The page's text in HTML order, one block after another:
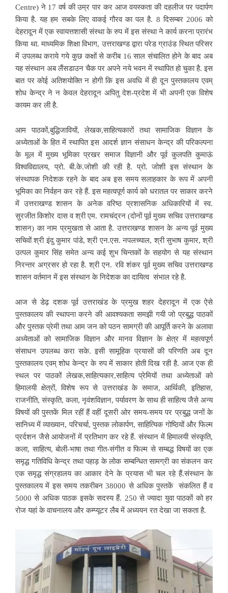
Centre) ने 17 वर्ष की उम्र पार कर आज वयस्कता की दहलीज पर पदार्पण
किया है. यह हम सबके लिए वाकई गौरव का पल है. 8 दिसम्बर 2006 को
देहरादून में एक स्वायत्तशासी संस्था के रुप में इस संस्था ने कार्य करना प्रारंभ
किया था. माध्यमिक शिक्षा विभाग, उत्तराखण्ड द्वारा परेड ग्राउंड स्थित परिसर
में उपलब्ध कराये गये कुछ कक्षों से करीब 16 साल संचालित होने के बाद अब
यह संस्थान अब लैंसडाउन चैक पर अपने नये भवन में स्थापित हो चुका है. इस
बात पर कोई अतिशयोक्ति न होगी कि इस अवधि में ही दून पुस्तकालय एवम्
शोध केन्द्र ने न केवल देहरादून अपितु देश-प्रदेश में भी अपनी एक विशेष
कायम कर ली है.
आम पाठकों,बुद्धिजावियों, लेखक,साहित्यकारों तथा सामाजिक विज्ञान के
अध्येताओं के हित में स्थापित इस आदर्श ज्ञान संसाधन केन्द्र की परिकल्पना
के मूल में मुख्य भूमिका प्रखर समाज विज्ञानी और पूर्व कुलपति कुमाऊं
विश्वविद्यालय, प्रो. बी.के.जोशी की रही है. प्रो. जोशी इस संस्थान के
संस्थापक निदेशक रहने के बाद अब इस समय सलाहकार के रूप में अपनी
भूमिका का निर्वहन कर रहे हैं. इस महत्वपूर्ण कार्य को धरातल पर साकार करने
में उत्तराखण्ड शासन के अनेक वरिष्ठ प्रशासनिक अधिकारियों में स्व.
सुरजीत किशोर दास व श्री एम. रामचंद्रन (दोनों पूर्व मुख्य सचिव उत्तराखण्ड
शासन) का नाम प्रमुखता से आता है. उत्तराखण्ड शासन के अन्य पूर्व मुख्य
सचिवों श्री इंदु कुमार पांडे, श्री एन.एस. नपलच्याल, श्री सुभाष कुमार, श्री
उत्पल कुमार सिंह समेत अन्य कई शुभ चिन्तकों के सहयोग से यह संस्थान
निरन्तर अग्रसर हो रहा है. श्री एन. रवि शंकर पूर्व मुख्य सचिव उत्तराखण्ड
शासन वर्तमान में इस संस्थान के निदेशक का दायित्व संभाल रहे है.
आज से डेढ़ दशक पूर्व उत्तराखंड के प्रमुख शहर देहरादून में एक ऐसे
पुस्तकालय की स्थापना करने की आवश्यकता समझी गयी जो प्रबुद्ध पाठकों
और पुस्तक प्रेमी तथा आम जन को पठन सामग्री की आपूर्ति करने के अलावा
अध्येताओं को सामाजिक विज्ञान और मानव विज्ञान के क्षेत्र में महत्वपूर्ण
संसाधन उपलब्ध करा सके. इसी सामूहिक प्रयासों की परिणति अब दून
पुस्तकालय एवम् शोध केन्द्र के रुप में साकार होती दिख रही है. आज एक ही
स्थल पर पाठकों लेखक,साहित्यकार,साहित्य प्रेमियों तथा अध्येताओं को
हिमालयी क्षेत्रों, विशेष रूप से उत्तराखंड के समाज, आर्थिकी, इतिहास,
राजनीति, संस्कृति, कला, नृवंशविज्ञान, पर्यावरण के साथ ही साहित्य जैसे अन्य
विषयों की पुस्तकें मिल रहीं हैं वहीं दूसरी ओर समय-समय पर प्रबुद्ध जनों के
सानिध्य में व्याख्यान, परिचर्चा, पुस्तक लोकार्पण, साहित्यिक गोष्ठियों और फिल्म
प्रर्दशन जैसे आयोजनों में प्रतिभाग कर रहे हैं. संस्थान में हिमालयी संस्कृति,
कला, साहित्य, बोली-भाषा तथा गीत-संगीत व फिल्म से सम्बद्ध विषयों का एक
समृद्ध गतिविधि केन्द्र तथा पहाड़ के लोक सम्बन्धित सामग्री का संकलन कर
एक समृद्ध संग्रहालय का आकार देने के प्रयास भी चल रहे हैं.संस्थान के
पुस्तकालय में इस समय तकरीबन 38000 से अधिक पुस्तकें संकलित हैं व
5000 से अधिक पाठक इसके सदस्य हैं. 250 से ज्यादा युवा पाठकों को हर
रोज यहां के वाचनालय और कम्प्यूटर लैब में अध्ययन रत देखा जा सकता है.